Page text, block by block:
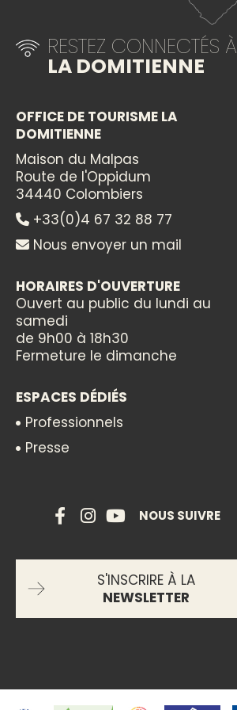
RESTEZ CONNECTÉS À
LA DOMITIENNE
OFFICE DE TOURISME LA
DOMITIENNE
Maison du Malpas
Route de l'Oppidum
34440 Colombiers
+33(0)4 67 32 88 77
Nous envoyer un mail
HORAIRES D'OUVERTURE
Ouvert au public du lundi au
samedi
de 9h00 à 18h30
Fermeture le dimanche
ESPACES DÉDIÉS
Professionnels
Presse
NOUS SUIVRE
S'INSCRIRE À LA
NEWSLETTER